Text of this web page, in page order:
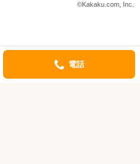
©Kakaku.com, Inc.
電話